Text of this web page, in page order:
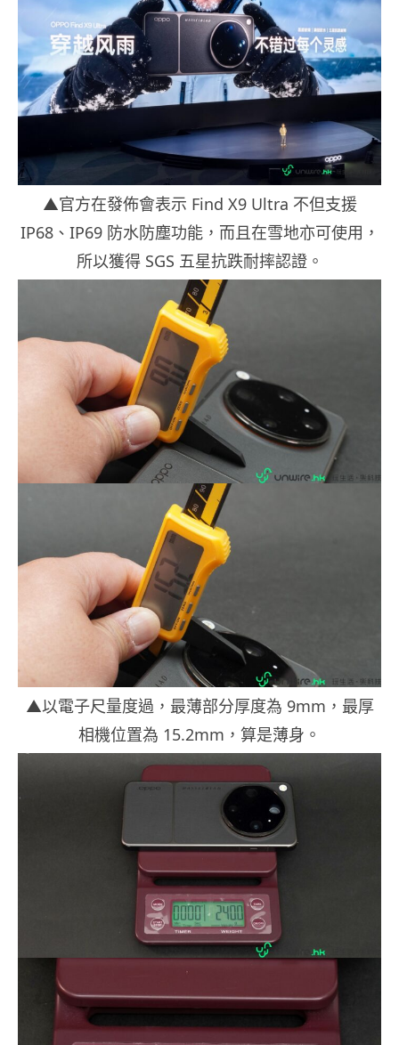
▲官方在發佈會表示 Find X9 Ultra 不但支援
IP68、IP69 防水防塵功能，而且在雪地亦可使用，
所以獲得 SGS 五星抗跌耐摔認證。
▲以電子尺量度過，最薄部分厚度為 9mm，最厚
相機位置為 15.2mm，算是薄身。